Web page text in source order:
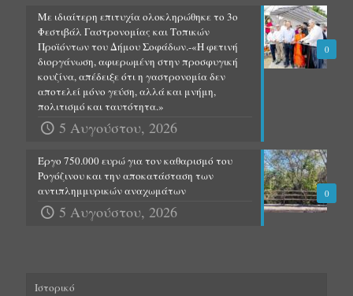
0
Με ιδιαίτερη επιτυχία ολοκληρώθηκε το 3ο
Φεστιβάλ Γαστρονομίας και Τοπικών
Προϊόντων του Δήμου Σοφάδων.-«Η φετινή
διοργάνωση, αφιερωμένη στην προσφυγική
κουζίνα, απέδειξε ότι η γαστρονομία δεν
αποτελεί μόνο γεύση, αλλά και μνήμη,
πολιτισμό και ταυτότητα.»
5 Αυγούστου, 2026
0
Έργο 750.000 ευρώ για τον καθαρισμό του
Ρογόζινου και την αποκατάσταση των
αντιπλημμυρικών αναχωμάτων
5 Αυγούστου, 2026
Ιστορικό